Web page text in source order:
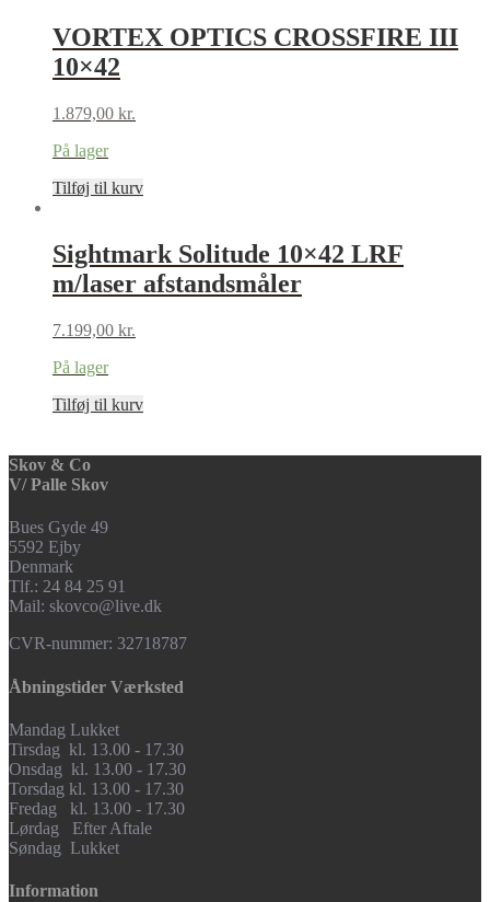
VORTEX OPTICS CROSSFIRE III
10×42
1.879,00 kr.
På lager
Tilføj til kurv
Sightmark Solitude 10×42 LRF
m/laser afstandsmåler
7.199,00 kr.
På lager
Tilføj til kurv
Skov & Co
V/ Palle Skov
Bues Gyde 49
5592 Ejby
Denmark
Tlf.: 24 84 25 91
Mail: skovco@live.dk
CVR-nummer: 32718787
Åbningstider Værksted
Mandag Lukket
Tirsdag kl. 13.00 - 17.30
Onsdag kl. 13.00 - 17.30
Torsdag kl. 13.00 - 17.30
Fredag kl. 13.00 - 17.30
Lørdag Efter Aftale
Søndag Lukket
Information